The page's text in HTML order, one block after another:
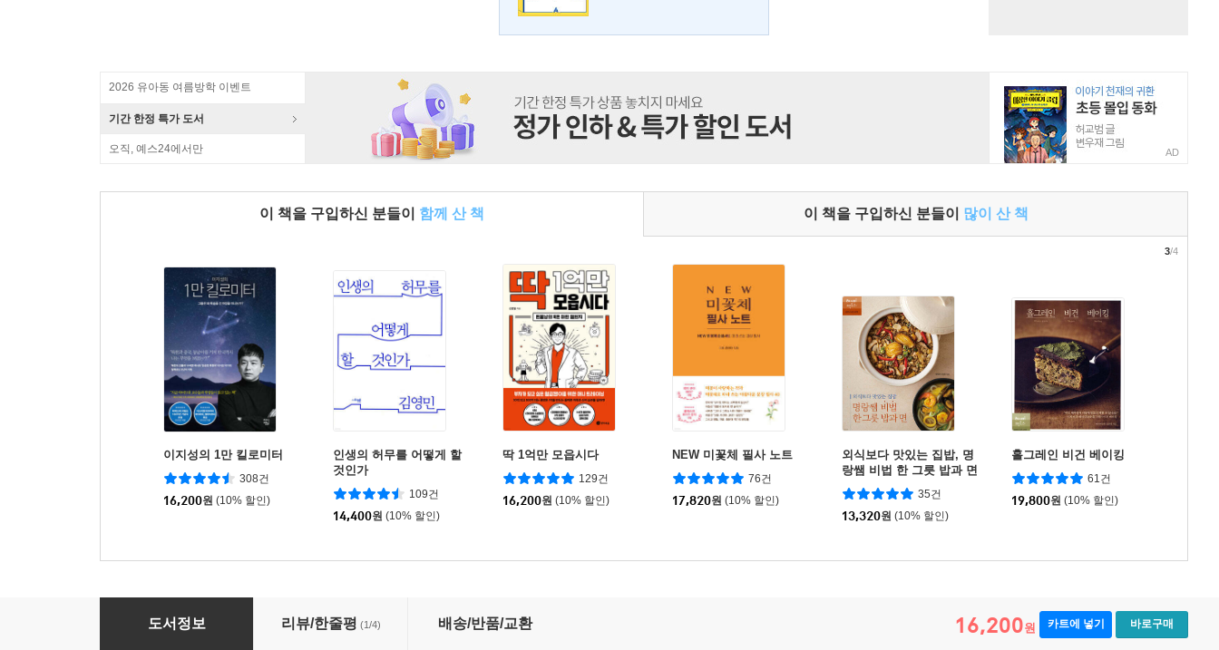
2026 유아동 여름방학 이벤트
기간 한정 특가 도서
오직, 예스24에서만 AD
이 책을 구입하신 분들이 함께 산 책 이 책을 구입하신 분들이 많이 산 책
이지성의 1만 킬로미터
308건
16,200원 (10% 할인)
인생의 허무를 어떻게 할
것인가
109건
14,400원 (10% 할인)
딱 1억만 모읍시다
129건
16,200원 (10% 할인)
NEW 미꽃체 필사 노트
76건
17,820원 (10% 할인)
외식보다 맛있는 집밥, 명
랑쌤 비법 한 그릇 밥과 면
35건
13,320원 (10% 할인)
홀그레인 비건 베이킹
61건
19,800원 (10% 할인)
3/4
희동이네 쌀베이킹
도서정보 리뷰/한줄평 (1/4) 배송/반품/교환 16,200원 카트에 넣기 바로구매